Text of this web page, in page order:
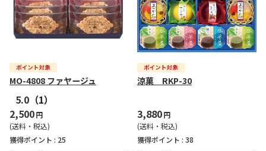
MO-4808 ファヤージュ
5.0 （1）
2,500円
(送料・税込)
獲得ポイント : 25
涼菓 RKP-30
3,880円
(送料・税込)
獲得ポイント : 38